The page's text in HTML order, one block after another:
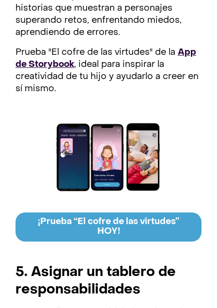
historias que muestran a personajes
superando retos, enfrentando miedos,
aprendiendo de errores.
Prueba "El cofre de las virtudes" de la App
de Storybook, ideal para inspirar la
creatividad de tu hijo y ayudarlo a creer en
sí mismo.
¡Prueba “El cofre de las virtudes”
HOY!
5. Asignar un tablero de
responsabilidades